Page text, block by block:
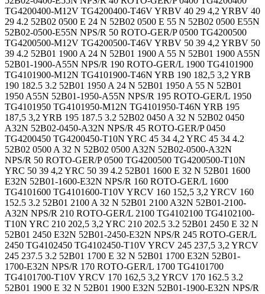
TG4200400-M12V TG4200400-T46V YRBV 40 29 4,2 YRBV 40
29 4.2 52B02 0500 E 24 N 52B02 0500 E 55 N 52B02 0500 E55N
52B02-0500-E55N NPS/R 50 ROTO-GER/P 0500 TG4200500
TG4200500-M12V TG4200500-T46V YRBV 50 39 4,2 YRBV 50
39 4.2 52B01 1900 A 24 N 52B01 1900 A 55 N 52B01 1900 A55N
52B01-1900-A55N NPS/R 190 ROTO-GER/L 1900 TG4101900
TG4101900-M12N TG4101900-T46N YRB 190 182,5 3,2 YRB
190 182.5 3.2 52B01 1950 A 24 N 52B01 1950 A 55 N 52B01
1950 A55N 52B01-1950-A55N NPS/R 195 ROTO-GER/L 1950
TG4101950 TG4101950-M12N TG4101950-T46N YRB 195
187,5 3,2 YRB 195 187.5 3.2 52B02 0450 A 32 N 52B02 0450
A32N 52B02-0450-A32N NPS/R 45 ROTO-GER/P 0450
TG4200450 TG4200450-T10N YRC 45 34 4,2 YRC 45 34 4.2
52B02 0500 A 32 N 52B02 0500 A32N 52B02-0500-A32N
NPS/R 50 ROTO-GER/P 0500 TG4200500 TG4200500-T10N
YRC 50 39 4,2 YRC 50 39 4.2 52B01 1600 E 32 N 52B01 1600
E32N 52B01-1600-E32N NPS/R 160 ROTO-GER/L 1600
TG4101600 TG4101600-T10V YRCV 160 152,5 3,2 YRCV 160
152.5 3.2 52B01 2100 A 32 N 52B01 2100 A32N 52B01-2100-
A32N NPS/R 210 ROTO-GER/L 2100 TG4102100 TG4102100-
T10N YRC 210 202,5 3,2 YRC 210 202.5 3.2 52B01 2450 E 32 N
52B01 2450 E32N 52B01-2450-E32N NPS/R 245 ROTO-GER/L
2450 TG4102450 TG4102450-T10V YRCV 245 237,5 3,2 YRCV
245 237.5 3.2 52B01 1700 E 32 N 52B01 1700 E32N 52B01-
1700-E32N NPS/R 170 ROTO-GER/L 1700 TG4101700
TG4101700-T10V YRCV 170 162,5 3,2 YRCV 170 162.5 3.2
52B01 1900 E 32 N 52B01 1900 E32N 52B01-1900-E32N NPS/R